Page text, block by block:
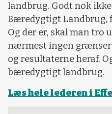
landbrug. Godt nok
Bæredygtigt Landbrug,
Og der er, skal man tro
nærmest ingen
og resultaterne heraf.
bæredygtigt landbrug.
Læs hele lederen i